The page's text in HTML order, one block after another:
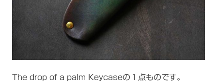
The drop of a palm Keycaseの１点ものです。